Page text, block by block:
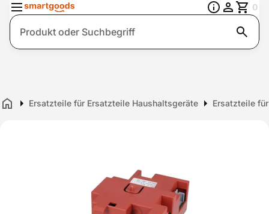
Suche
0
Home Ersatzteile für Ersatzteile Haushaltsgeräte Ersatzteile